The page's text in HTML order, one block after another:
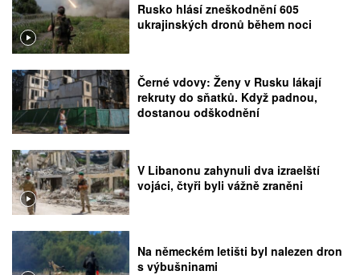
Rusko hlásí zneškodnění 605
ukrajinských dronů během noci
Černé vdovy: Ženy v Rusku lákají
rekruty do sňatků. Když padnou,
dostanou odškodnění
V Libanonu zahynuli dva izraelští
vojáci, čtyři byli vážně zraněni
Na německém letišti byl nalezen dron
s výbušninami